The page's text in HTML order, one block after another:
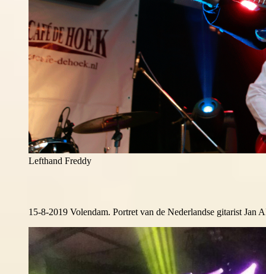
Lefthand Freddy
15-8-2019 Volendam. Portret van de Nederlandse gitarist Jan